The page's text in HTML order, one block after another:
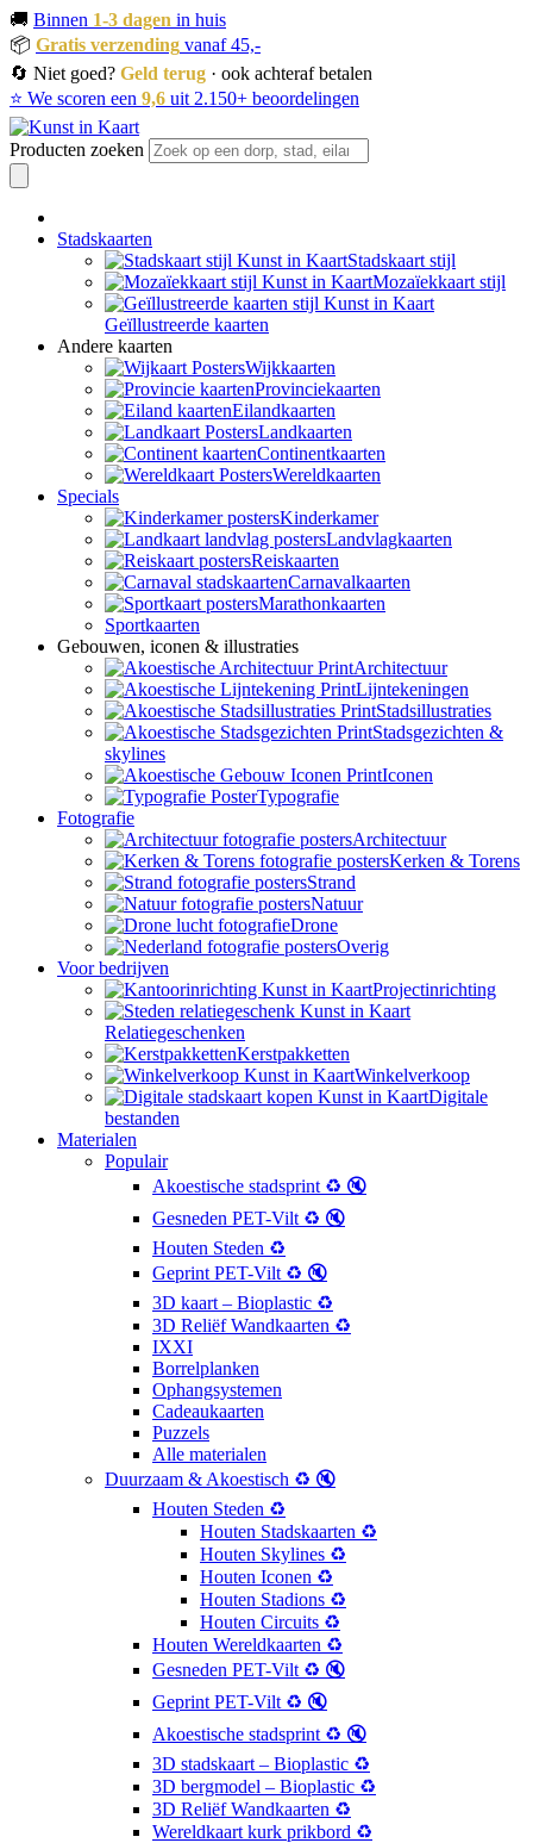
🚚 Binnen 1-3 dagen in huis
📦 Gratis verzending vanaf 45,-
🔄 Niet goed? Geld terug · ook achteraf betalen
⭐ We scoren een 9,6 uit 2.150+ beoordelingen
Producten zoeken
Stadskaarten
Stadskaart stijl
Mozaïekkaart stijl
Geïllustreerde kaarten
Andere kaarten
Wijkkaarten
Provinciekaarten
Eilandkaarten
Landkaarten
Continentkaarten
Wereldkaarten
Specials
Kinderkamer
Landvlagkaarten
Reiskaarten
Carnavalkaarten
Marathonkaarten
Sportkaarten
Gebouwen, iconen & illustraties
Architectuur
Lijntekeningen
Stadsillustraties
Stadsgezichten &
skylines
Iconen
Typografie
Fotografie
Architectuur
Kerken & Torens
Strand
Natuur
Drone
Overig
Voor bedrijven
Projectinrichting
Relatiegeschenken
Kerstpakketten
Winkelverkoop
Digitale
bestanden
Materialen
Populair
Akoestische stadsprint ♻️ 🔇
Gesneden PET-Vilt ♻️ 🔇
Houten Steden ♻️
Geprint PET-Vilt ♻️ 🔇
3D kaart – Bioplastic ♻️
3D Reliëf Wandkaarten ♻️
IXXI
Borrelplanken
Ophangsystemen
Cadeaukaarten
Puzzels
Alle materialen
Duurzaam & Akoestisch ♻️ 🔇
Houten Steden ♻️
Houten Stadskaarten ♻️
Houten Skylines ♻️
Houten Iconen ♻️
Houten Stadions ♻️
Houten Circuits ♻️
Houten Wereldkaarten ♻️
Gesneden PET-Vilt ♻️ 🔇
Geprint PET-Vilt ♻️ 🔇
Akoestische stadsprint ♻️ 🔇
3D stadskaart – Bioplastic ♻️
3D bergmodel – Bioplastic ♻️
3D Reliëf Wandkaarten ♻️
Wereldkaart kurk prikbord ♻️